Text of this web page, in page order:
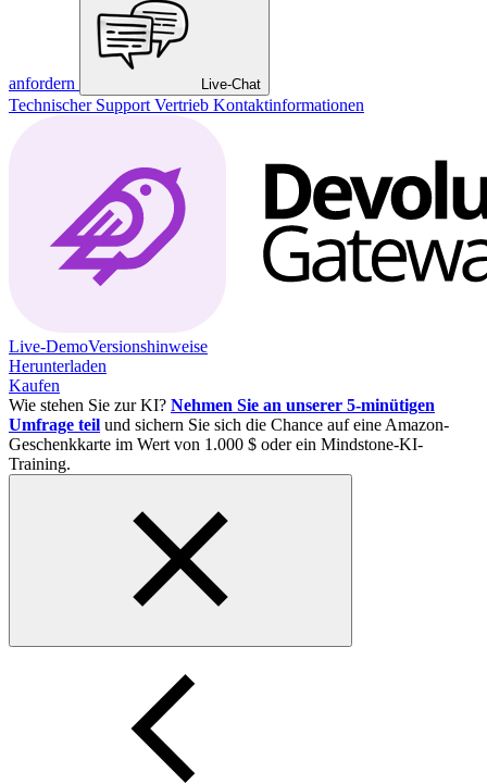
anfordern Live-Chat
Technischer Support Vertrieb Kontaktinformationen
Live-DemoVersionshinweise
Herunterladen
Kaufen
Wie stehen Sie zur KI? Nehmen Sie an unserer 5-minütigen
Umfrage teil und sichern Sie sich die Chance auf eine Amazon-
Geschenkkarte im Wert von 1.000 $ oder ein Mindstone-KI-
Training.